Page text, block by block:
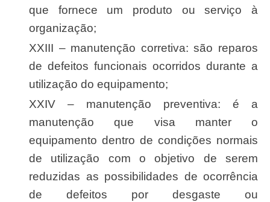
que fornece um produto ou serviço à
organização;
XXIII – manutenção corretiva: são reparos
de defeitos funcionais ocorridos durante a
utilização do equipamento;
XXIV – manutenção preventiva: é a
manutenção que visa manter o
equipamento dentro de condições normais
de utilização com o objetivo de serem
reduzidas as possibilidades de ocorrência
de defeitos por desgaste ou